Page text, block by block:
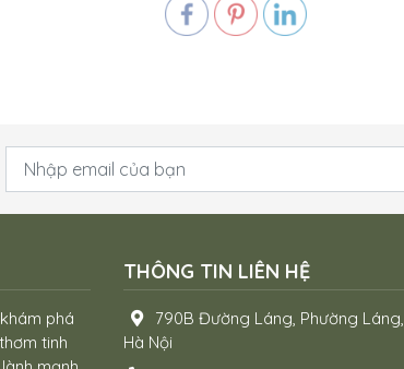
phá
tinh
THÔNG TIN LIÊN HỆ
790B Đường Láng, Phường Láng,
Hà Nội